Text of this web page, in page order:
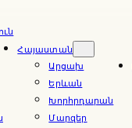
Հայաստան
Արցախ
Երևան
Խորհրդարան
Մարզեր